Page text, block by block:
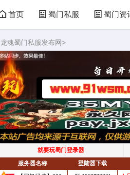
首页 蜀门私服 蜀门资
龙魂蜀门私服发布网>